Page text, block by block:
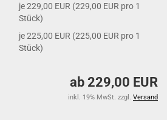
je 229,00 EUR (229,00 EUR pro 1
Stück)
je 225,00 EUR (225,00 EUR pro 1
Stück)
ab 229,00 EUR
inkl. 19% MwSt. zzgl. Versand